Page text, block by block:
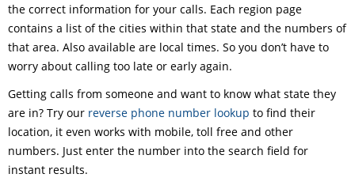
the correct information for your calls. Each region page
contains a list of the cities within that state and the numbers of
that area. Also available are local times. So you don’t have to
worry about calling too late or early again.
Getting calls from someone and want to know what state they
are in? Try our reverse phone number lookup to find their
location, it even works with mobile, toll free and other
numbers. Just enter the number into the search field for
instant results.